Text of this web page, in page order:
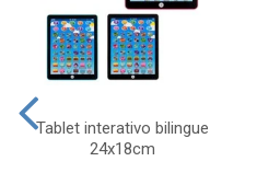
Tablet interativo bilingue
24x18cm